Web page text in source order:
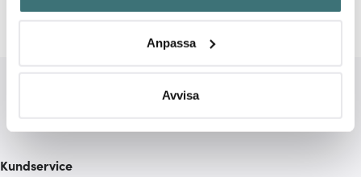
Identifiera din enhet genom att aktivt skanna den för
Ta reda på mer om hur dina personliga uppgifter
Du kan ändra eller dra tillbaka ditt samtycke när som
ska anpassas efter det som vi tror att du tycker om. Det
Anpassa
Avvisa
Kundservice